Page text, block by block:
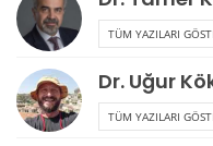
TÜM YAZILARI
Dr. Uğur
TÜM YAZILARI